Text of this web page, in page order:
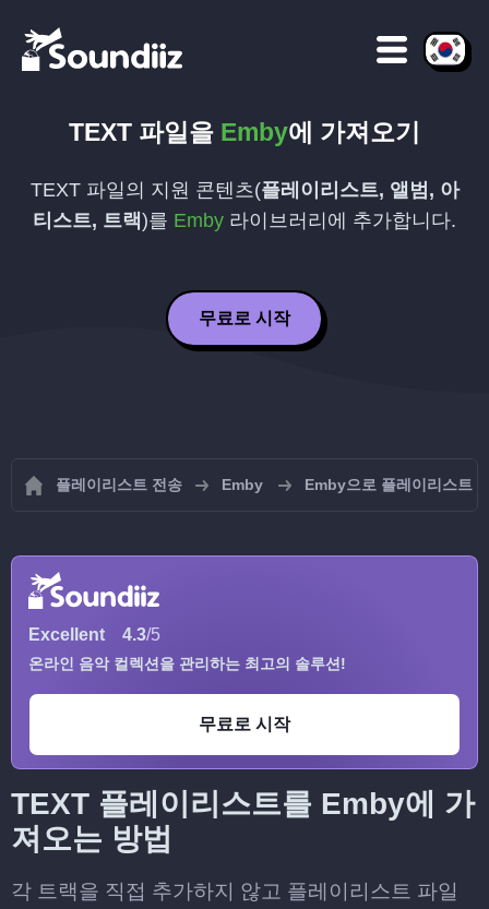
TEXT 파일을 Emby에 가져오기
TEXT파일의 지원 콘텐츠(플레이리스트, 앨범, 아
티스트, 트랙)를 Emby 라이브러리에 추가합니다.
무료로 시작
플레이리스트 전송 Emby Emby으로 플레이리스트
Excellent 4.3/5
온라인 음악 컬렉션을 관리하는 최고의 솔루션!
무료로 시작
TEXT 플레이리스트를 Emby에 가
져오는 방법
각 트랙을 직접 추가하지 않고 플레이리스트 파일